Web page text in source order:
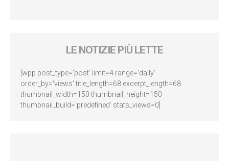
LE NOTIZIE PIÙ LETTE
[wpp post_type='post' limit=4 range='daily'
order_by='views' title_length=68 excerpt_length=68
thumbnail_width=150 thumbnail_height=150
thumbnail_build='predefined' stats_views=0]